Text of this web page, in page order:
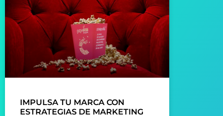
IMPULSA TU MARCA CON
ESTRATEGIAS DE MARKETING